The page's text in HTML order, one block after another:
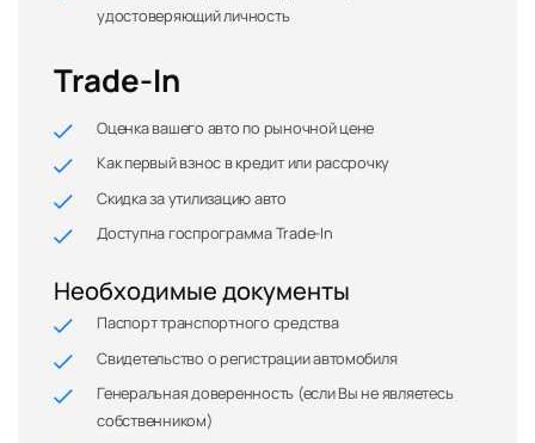
удостоверяющий личность
Trade-In
Оценка вашего авто по рыночной цене
Как первый взнос в кредит или рассрочку
Скидка за утилизацию авто
Доступна госпрограмма Trade-In
Необходимые документы
Паспорт транспортного средства
Свидетельство о регистрации автомобиля
Генеральная доверенность (если Вы не являетесь
собственником)